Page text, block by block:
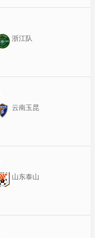
浙江队
云南玉昆
山东泰山